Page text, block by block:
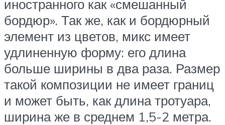
иностранного как «смешанный
бордюр». Так же, как и бордюрный
элемент из цветов, микс имеет
удлиненную форму: его длина
больше ширины в два раза. Размер
такой композиции не имеет границ
и может быть, как длина тротуара,
ширина же в среднем 1,5-2 метра.